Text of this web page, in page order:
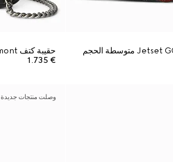
حقيبة كتف Jetset GG Marmont صغيرة
€ 1.735
وصلت منتجات جديدة